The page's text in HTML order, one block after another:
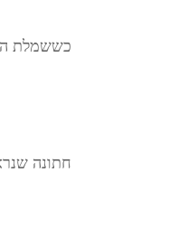
כששמלת
חתונה